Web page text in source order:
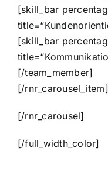
[skill_bar
[skill_bar
[/team_member]
[/rnr_carousel_item]
[/rnr_carousel]
[/full_width_color]